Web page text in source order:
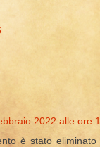
2022 alle ore
è stato